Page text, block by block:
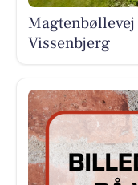
Vissenbjerg